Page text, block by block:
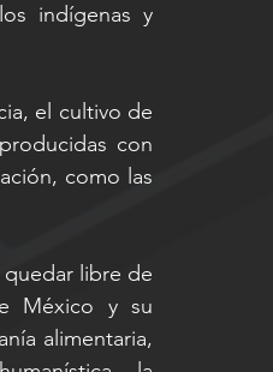
indígenas y
el cultivo de
con
como las
libre de
México y su
alimentaria,